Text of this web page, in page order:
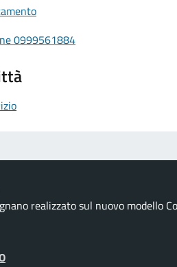
0999561884
realizzato sul nuovo modello